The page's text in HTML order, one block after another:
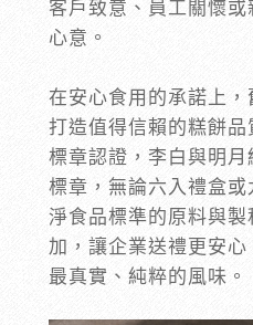
客戶致意、員工關懷
心意。
在安心食用的承諾上
打造值得信賴的糕餅
標章認證，李白與明
標章，無論六入禮盒
淨食品標準的原料與
加，讓企業送禮更安
最真實、純粹的風味。